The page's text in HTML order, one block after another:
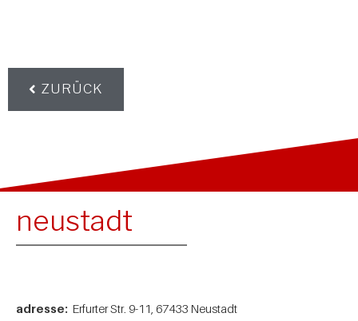
ZURÜCK
neustadt
adresse: Erfurter Str. 9-11, 67433 Neustadt